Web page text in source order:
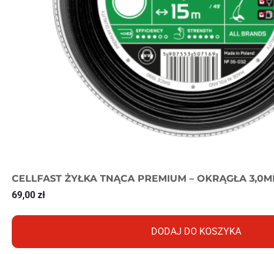
CELLFAST ŻYŁKA TNĄCA PREMIUM – OKRĄGŁA
69,00 zł
DODAJ DO KOSZYKA